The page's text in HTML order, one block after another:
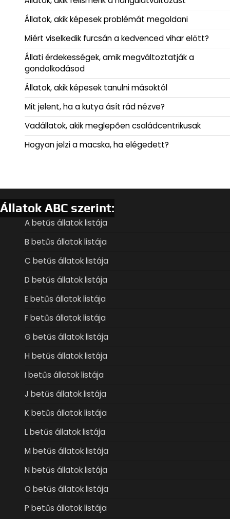
Állatok, akik képesek problémát megoldani
Miért viselkedik furcsán a kedvenced vihar előtt?
Állati érdekességek, amik megváltoztatják a
gondolkodásod
Állatok, akik képesek tanulni másoktól
Mit jelent, ha a kutya ásít rád nézve?
Vadállatok, akik meglepően családcentrikusak
Hogyan jelzi a macska, ha elégedett?
Állatok ABC szerint:
A betűs állatok listája
B betűs állatok listája
C betűs állatok listája
D betűs állatok listája
E betűs állatok listája
F betűs állatok listája
G betűs állatok listája
H betűs állatok listája
I betűs állatok listája
J betűs állatok listája
K betűs állatok listája
L betűs állatok listája
M betűs állatok listája
N betűs állatok listája
O betűs állatok listája
P betűs állatok listája